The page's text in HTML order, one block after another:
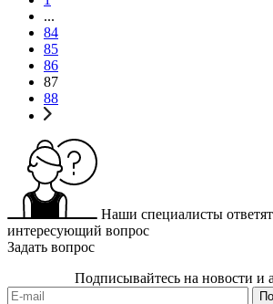
...
84
85
86
87
88
Наши специалисты
интересующий вопрос
Задать вопрос
Подписывайтесь на новости и